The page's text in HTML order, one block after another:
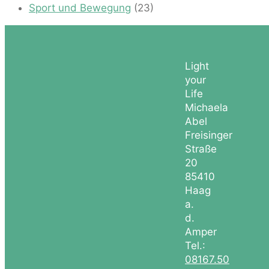
Sport und Bewegung (23)
Light
your
Life
Michaela
Abel
Freisinger
Straße
20
85410
Haag
a.
d.
Amper
Tel.:
08167.50